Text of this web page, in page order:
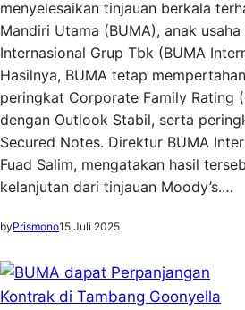
menyelesaikan tinjauan berkala
Mandiri Utama (BUMA), anak
Internasional Grup Tbk (BUMA
Hasilnya, BUMA tetap
peringkat Corporate Family Rating
dengan Outlook Stabil, serta
Secured Notes. Direktur BUMA
Fuad Salim, mengatakan hasil
kelanjutan dari tinjauan Moody’s.…
byPrismono15 Juli 2025